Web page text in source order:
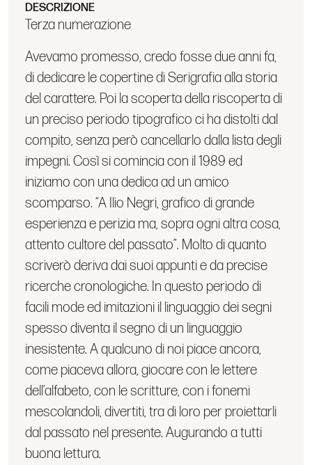
DESCRIZIONE
Terza numerazione
Avevamo promesso, credo fosse due anni fa,
di dedicare le copertine di Serigrafia alla storia
del carattere. Poi la scoperta della riscoperta di
un preciso periodo tipografico ci ha distolti dal
compito, senza però cancellarlo dalla lista degli
impegni. Così si comincia con il 1989 ed
iniziamo con una dedica ad un amico
scomparso. “A Ilio Negri, grafico di grande
esperienza e perizia ma, sopra ogni altra cosa,
attento cultore del passato”. Molto di quanto
scriverò deriva dai suoi appunti e da precise
ricerche cronologiche. In questo periodo di
facili mode ed imitazioni il linguaggio dei segni
spesso diventa il segno di un linguaggio
inesistente. A qualcuno di noi piace ancora,
come piaceva allora, giocare con le lettere
dell’alfabeto, con le scritture, con i fonemi
mescolandoli, divertiti, tra di loro per proiettarli
dal passato nel presente. Augurando a tutti
buona lettura.